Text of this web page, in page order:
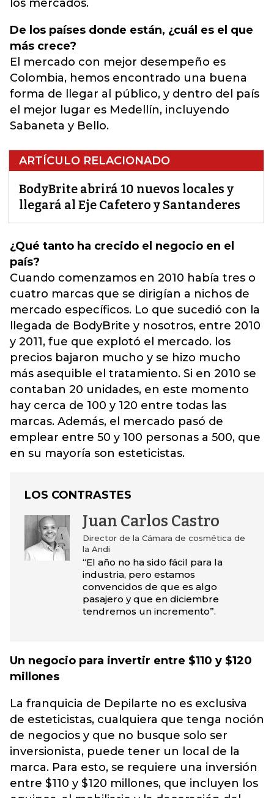
los mercados.
De los países donde están, ¿cuál es el que
más crece?
El mercado con mejor desempeño es
Colombia, hemos encontrado una buena
forma de llegar al público, y dentro del país
el mejor lugar es Medellín, incluyendo
Sabaneta y Bello.
ARTÍCULO RELACIONADO
BodyBrite abrirá 10 nuevos locales y
llegará al Eje Cafetero y Santanderes
¿Qué tanto ha crecido el negocio en el
país?
Cuando comenzamos en 2010 había tres o
cuatro marcas que se dirigían a nichos de
mercado específicos. Lo que sucedió con la
llegada de BodyBrite y nosotros, entre 2010
y 2011, fue que explotó el mercado. los
precios bajaron mucho y se hizo mucho
más asequible el tratamiento. Si en 2010 se
contaban 20 unidades, en este momento
hay cerca de 100 y 120 entre todas las
marcas. Además, el mercado pasó de
emplear entre 50 y 100 personas a 500, que
en su mayoría son esteticistas.
LOS CONTRASTES
Juan Carlos Castro
Director de la Cámara de cosmética de
la Andi
“El año no ha sido fácil para la
industria, pero estamos
convencidos de que es algo
pasajero y que en diciembre
tendremos un incremento”.
Un negocio para invertir entre $110 y $120
millones
La franquicia de Depilarte no es exclusiva
de esteticistas, cualquiera que tenga noción
de negocios y que no busque solo ser
inversionista, puede tener un local de la
marca. Para esto, se requiere una inversión
entre $110 y $120 millones, que incluyen los